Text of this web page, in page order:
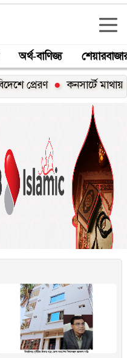
অর্থ-বাণিজ্য
প্রেরণ কনসার্টে মাথায়